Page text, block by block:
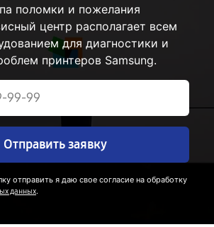
поломки и пожелания
центр располагает всем
для диагностики и
принтеров Samsung.
Отправить заявку
отправить я даю свое согласие на обработку
данных.